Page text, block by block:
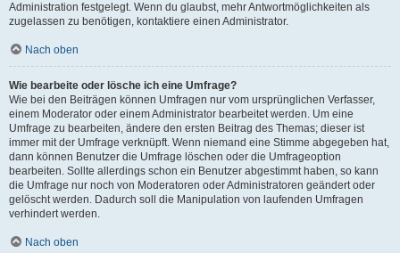
Administration festgelegt. Wenn du glaubst, mehr Antwortmöglichkeiten als
zugelassen zu benötigen, kontaktiere einen Administrator.
Nach oben
Wie bearbeite oder lösche ich eine Umfrage?
Wie bei den Beiträgen können Umfragen nur vom ursprünglichen Verfasser,
einem Moderator oder einem Administrator bearbeitet werden. Um eine
Umfrage zu bearbeiten, ändere den ersten Beitrag des Themas; dieser ist
immer mit der Umfrage verknüpft. Wenn niemand eine Stimme abgegeben hat,
dann können Benutzer die Umfrage löschen oder die Umfrageoption
bearbeiten. Sollte allerdings schon ein Benutzer abgestimmt haben, so kann
die Umfrage nur noch von Moderatoren oder Administratoren geändert oder
gelöscht werden. Dadurch soll die Manipulation von laufenden Umfragen
verhindert werden.
Nach oben